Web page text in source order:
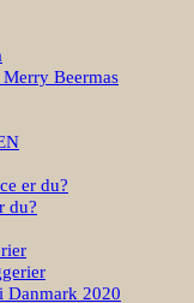
Beermas
er du?
du?
Danmark 2020